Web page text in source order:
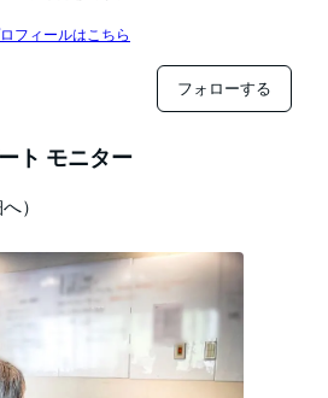
フィールはこちら
フォローする
ト モニター
）